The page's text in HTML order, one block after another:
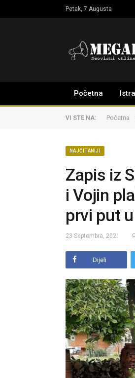
Petak, 7 Augusta
Početna
VI STE NA: Početna
NAJČITANIJI
Zapis iz
i Vojin
prvi put
23 Septembra, 2021
Dijeli